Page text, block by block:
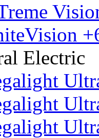
Electric